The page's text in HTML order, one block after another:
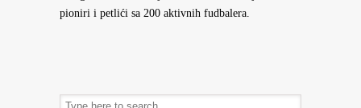
pioniri i petlići sa 200 aktivnih fudbalera.